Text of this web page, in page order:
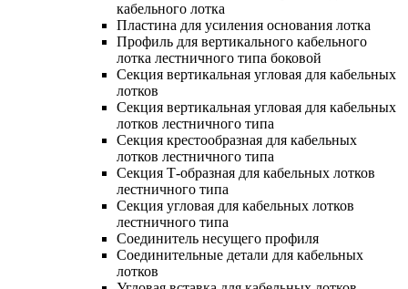
кабельного лотка
Пластина для усиления основания лотка
Профиль для вертикального кабельного
лотка лестничного типа боковой
Секция вертикальная угловая для кабельных
лотков
Секция вертикальная угловая для кабельных
лотков лестничного типа
Секция крестообразная для кабельных
лотков лестничного типа
Секция Т-образная для кабельных лотков
лестничного типа
Секция угловая для кабельных лотков
лестничного типа
Соединитель несущего профиля
Соединительные детали для кабельных
лотков